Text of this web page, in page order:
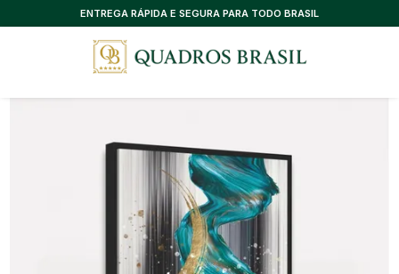
CONSULTORIA EXCLUSIVA, SEM CUSTO